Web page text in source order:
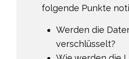
folgende Punkte
Werden die
verschlüsselt?